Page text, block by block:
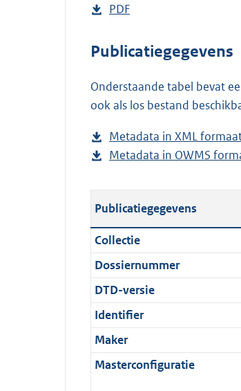
D
w
l
o
d
p
l
i
c
a
t
i
e
i
n
PDF
s
a
n
s
g
o
t
t
e
:
1
0
K
Publicatiegegevens
Onderstaande tabel bevat
ook als los bestand
Metadata in XML
Metadata in OWMS
Publicatiegegevens
Collectie
Dossiernummer
DTD-versie
Identifier
Maker
Masterconfiguratie